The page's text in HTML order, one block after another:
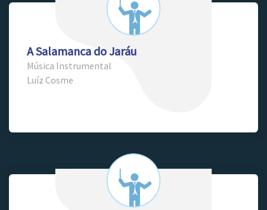
A Salamanca do Jaráu
Música Instrumental
Luíz Cosme